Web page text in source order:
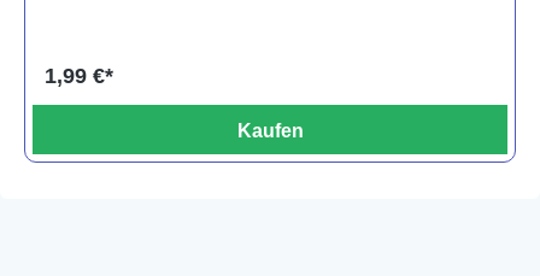
1,99 €*
Kaufen